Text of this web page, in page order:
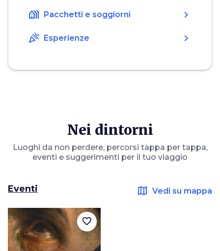
holiday_village Pacchetti e soggiorni chevron_right
celebration Esperienze chevron_right
Nei dintorni
Luoghi da non perdere, percorsi tappa per tappa,
eventi e suggerimenti per il tuo viaggio
Eventi map Vedi su mappa
favorite_border